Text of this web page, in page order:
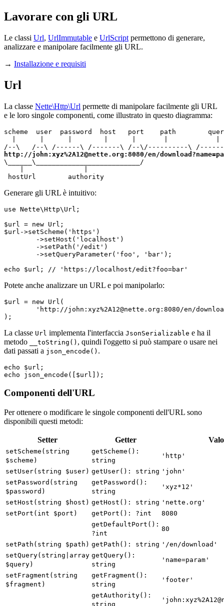
Lavorare con gli URL
Le classi Url, UrlImmutable e UrlScript permettono di generare,
analizzare e manipolare facilmente gli URL.
→ Installazione e requisiti
Url
La classe Nette\Http\Url permette di manipolare facilmente gli URL
e le loro singole componenti, come illustrato in questo diagramma:
scheme  user  password  host   port    path
http://john:xyz%2A12@nette.org:8080/en/
\______\__________________________/
hostUrl        authority
Generare gli URL è intuitivo:
use Nette\Http\Url;
$url = new Url;
$url->setScheme('https')
Potete anche analizzare un URL e poi manipolarlo:
$url = new Url(
La classe Url implementa l'interfaccia JsonSerializable e ha il
metodo
__toString() , quindi l'oggetto si può stampare o usare nei
dati passati a json_encode() .
echo $url;
Componenti dell'URL
Per ottenere o modificare le singole componenti dell'URL sono
disponibili questi metodi:
Setter Getter
setScheme(string
$scheme)
getScheme():
string
'http'
setUser(string $user) getUser(): string 'john'
setPassword(string
$password)
getPassword():
string
'xyz*12'
setHost(string $host) getHost(): string 'nette.org'
setPort(int $port)
getPort(): ?int
8080
getDefaultPort():
?int
80
setPath(string $path) getPath(): string '/en/download'
setQuery(string|array
$query)
getQuery():
string
'name=param'
setFragment(string
$fragment)
getFragment():
string
'footer'
getAuthority():
string